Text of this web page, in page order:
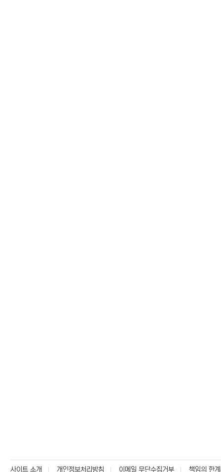
사이트 소개 개인정보처리방침 이메일 무단수집거부 책임의 한